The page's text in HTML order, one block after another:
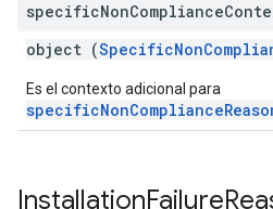
specificNonCompliance
object (
Es el contexto adicional para
InstallationFailure